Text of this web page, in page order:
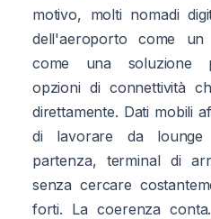
motivo, molti nomadi
dell'aeroporto come
come una soluzione
opzioni di connettività
direttamente. Dati mobili
di lavorare da lounge
partenza, terminal di
senza cercare
forti. La coerenza